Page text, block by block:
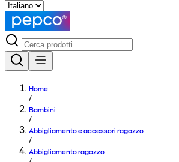
Home
/
Bambini
/
Abbigliamento e accessori ragazzo
/
Abbigliamento ragazzo